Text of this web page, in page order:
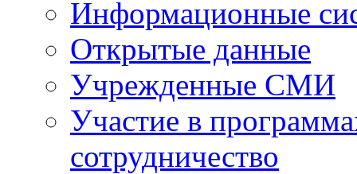
Информационные
Открытые данные
Учрежденные СМИ
Участие в
сотрудничество